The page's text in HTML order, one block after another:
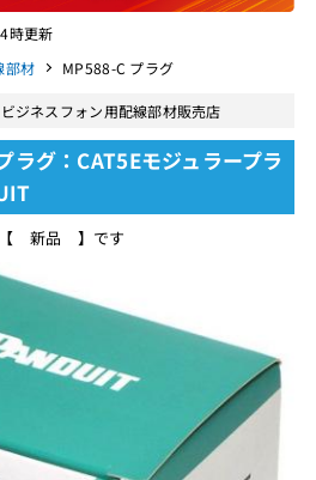
時更新
部材 MP588-C プラグ
ジネスフォン用配線部材販売店
ラグ：CAT5Eモジュラープラ
【 新品 】です